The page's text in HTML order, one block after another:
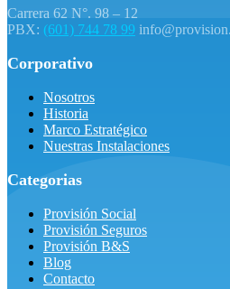
Carrera 62 N°. 98 – 12
PBX: (601) 744 78 99
Corporativo
Nosotros
Historia
Marco Estratégico
Nuestras Instalaciones
Categorias
Provisión Social
Provisión Seguros
Provisión B&S
Blog
Contacto